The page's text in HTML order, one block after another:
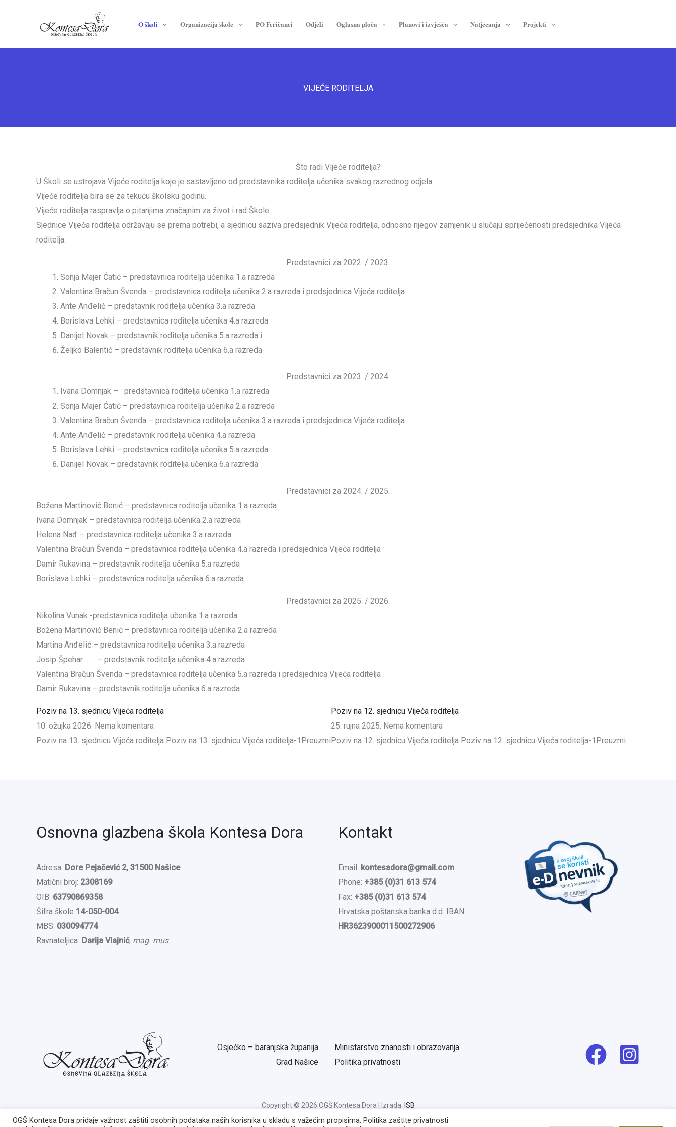
O školi Organizacija škole PO Feričanci Odjeli Oglasna ploča Planovi i izvješća Natjecanja Projekti
VIJEĆE RODITELJA
Što radi Vijeće roditelja?
U Školi se ustrojava Vijeće roditelja koje je sastavljeno od predstavnika roditelja učenika svakog razrednog odjela.
Vijeće roditelja bira se za tekuću školsku godinu.
Vijeće roditelja raspravlja o pitanjima značajnim za život i rad Škole.
Sjednice Vijeća roditelja održavaju se prema potrebi, a sjednicu saziva predsjednik Vijeća roditelja, odnosno njegov zamjenik u slučaju spriječenosti predsjednika Vijeća
roditelja.
Predstavnici za 2022. / 2023.
Sonja Majer Ćatić – predstavnica roditelja učenika 1.a razreda
Valentina Bračun Švenda – predstavnica roditelja učenika 2.a razreda i predsjednica Vijeća roditelja
Ante Anđelić – predstavnik roditelja učenika 3.a razreda
Borislava Lehki – predstavnica roditelja učenika 4.a razreda
Danijel Novak – predstavnik roditelja učenika 5.a razreda i
Željko Balentić – predstavnik roditelja učenika 6.a razreda
Predstavnici za 2023. / 2024.
Ivana Domnjak – predstavnica roditelja učenika 1.a razreda
Sonja Majer Ćatić – predstavnica roditelja učenika 2.a razreda
Valentina Bračun Švenda – predstavnica roditelja učenika 3.a razreda i predsjednica Vijeća roditelja
Ante Anđelić – predstavnik roditelja učenika 4.a razreda
Borislava Lehki – predstavnica roditelja učenika 5.a razreda
Danijel Novak – predstavnik roditelja učenika 6.a razreda
Predstavnici za 2024. / 2025.
Božena Martinović Benić – predstavnica roditelja učenika 1.a razreda
Ivana Domnjak – predstavnica roditelja učenika 2.a razreda
Helena Nađ – predstavnica roditelja učenika 3.a razreda
Valentina Bračun Švenda – predstavnica roditelja učenika 4.a razreda i predsjednica Vijeća roditelja
Damir Rukavina – predstavnik roditelja učenika 5.a razreda
Borislava Lehki – predstavnica roditelja učenika 6.a razreda
Predstavnici za 2025. / 2026.
Nikolina Vunak -predstavnica roditelja učenika 1.a razreda
Božena Martinović Benić – predstavnica roditelja učenika 2.a razreda
Martina Anđelić – predstavnica roditelja učenika 3.a razreda
Josip Špehar – predstavnik roditelja učenika 4.a razreda
Valentina Bračun Švenda – predstavnica roditelja učenika 5.a razreda i predsjednica Vijeća roditelja
Damir Rukavina – predstavnik roditelja učenika 6.a razreda
Poziv na 13. sjednicu Vijeća roditelja
10. ožujka 2026. Nema komentara
Poziv na 13. sjednicu Vijeća roditelja Poziv na 13. sjednicu Vijeća roditelja-1Preuzmi
Poziv na 12. sjednicu Vijeća roditelja
25. rujna 2025. Nema komentara
Poziv na 12. sjednicu Vijeća roditelja Poziv na 12. sjednicu Vijeća roditelja-1Preuzmi
Osnovna glazbena škola Kontesa Dora
Adresa: Dore Pejačević 2, 31500 Našice
Matični broj: 2308169
OIB: 63790869358
Šifra škole 14-050-004
MBS: 030094774
Ravnateljica: Darija Vlajnić, mag. mus.
Kontakt
Email: kontesadora@gmail.com
Phone: +385 (0)31 613 574
Fax: +385 (0)31 613 574
Hrvatska poštanska banka d.d. IBAN:
HR3623900011500272906
Osječko – baranjska županija
Ministarstvo znanosti i obrazovanja
Grad Našice
Politika privatnosti
Copyright © 2026 OGŠ Kontesa Dora | Izrada: ISB
OGŠ Kontesa Dora pridaje važnost zaštiti osobnih podataka naših korisnika u skladu s važećim propisima. Politika zaštite privatnosti